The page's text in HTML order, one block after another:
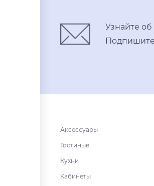
Узнайте
Аксессуары
Гостиные
Кухни
Кабинеты